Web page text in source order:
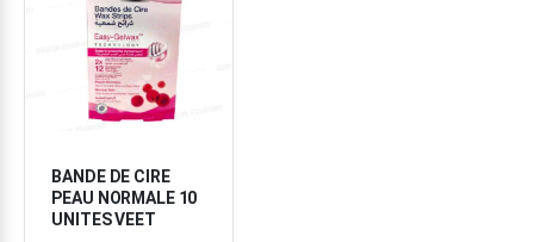
BANDE DE CIRE
PEAU NORMALE 10
UNITES VEET